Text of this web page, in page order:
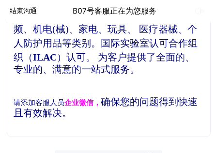
结束沟通 B07号客服正在为您服务
司产品检测服务项目涵盖了信息技术、音视
频、机电(械)、家电、玩具、 医疗器械、个
人防护用品等类别。
国际实验室认可合作组
织（ILAC）认可。
为客户提供了全面的、
专业的、满意的一站式服务。
请添加客服人员企业微信，确保您的问题得到快速
且有效解决。